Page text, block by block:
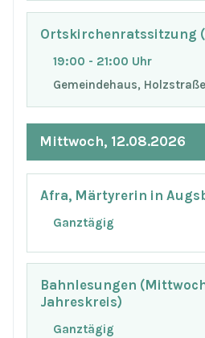
Ortskirchenratssitzung
19:00 - 21:00 Uhr
Gemeindehaus,
Mittwoch, 12.08.2026
Afra, Märtyrerin in
Ganztägig
Bahnlesungen
Jahreskreis)
Ganztägig